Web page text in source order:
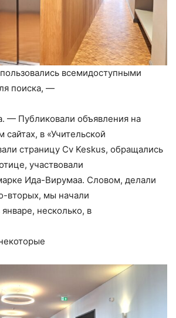
всемидоступными
поиска, —
— Публиковали объявления на
в «Учительской
страницу Cv Keskus, обращались
участвовали
Ида-Вирумаа. Словом, делали
вторых, мы начали
несколько, в